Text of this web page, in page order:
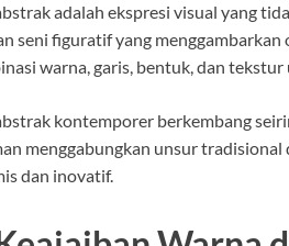
adalah ekspresi visual yang
seni figuratif yang
warna, garis, bentuk, dan
kontemporer berkembang
menggabungkan unsur
dan inovatif.